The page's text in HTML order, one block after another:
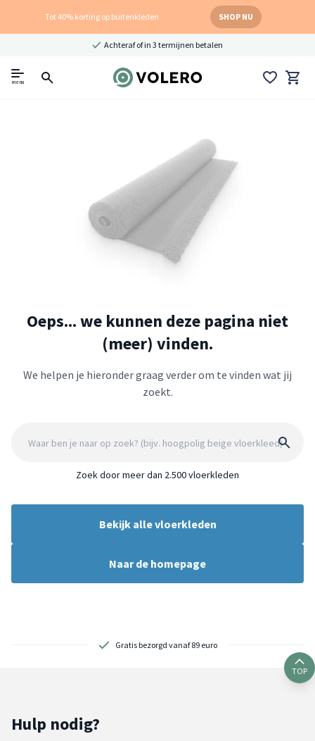
Tot 40% korting op buitenkleden SHOP NU
Achteraf of in 3 termijnen betalen
menu
Oeps... we kunnen deze pagina niet
(meer) vinden.
We helpen je hieronder graag verder om te vinden wat jij
zoekt.
Zoek door meer dan 2.500 vloerkleden
Bekijk alle vloerkleden
Naar de homepage
Gratis bezorgd vanaf 89 euro
TOP
Hulp nodig?